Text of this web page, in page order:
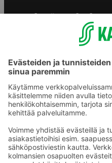
S-ryhmän palvelut
Asiakasomistajuus
Yhteishyvä Ruoka -sovellus
Prisma.fi
Sokos.fi
S-Pankki
Sokos Hotels
Raflaamo